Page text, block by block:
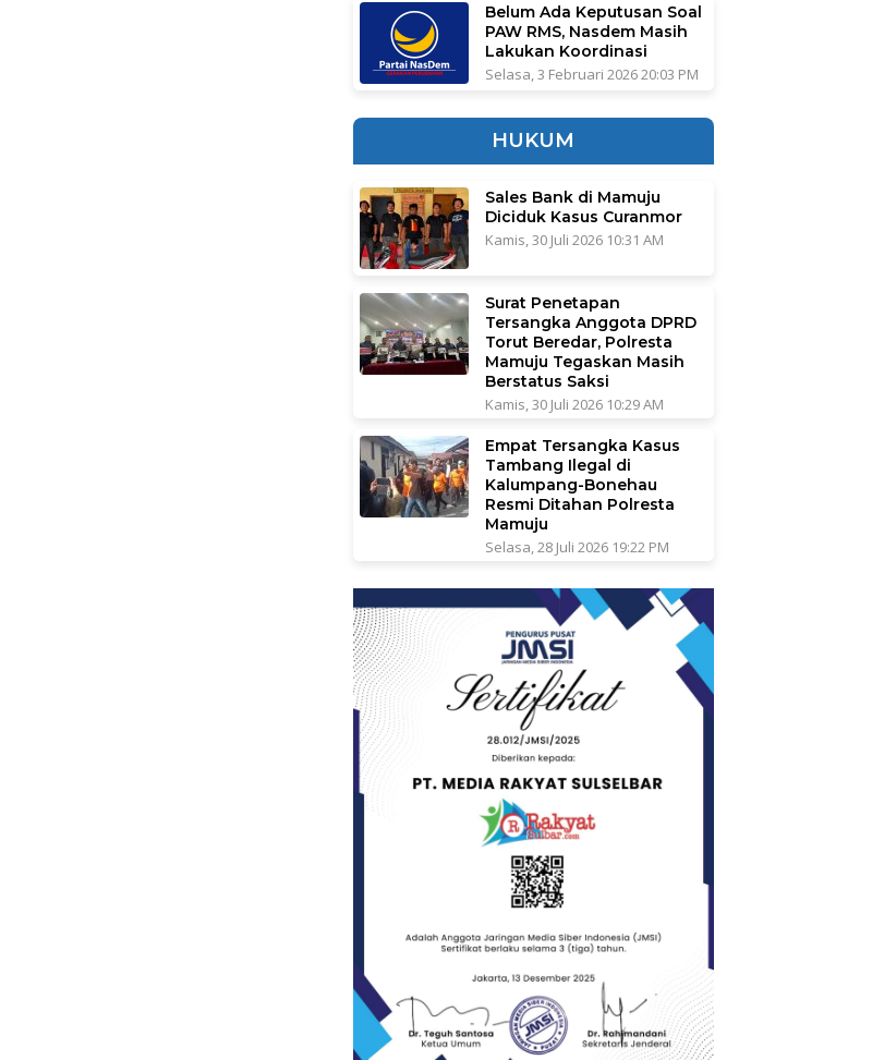
Belum Ada Keputusan Soal
PAW RMS, Nasdem Masih
Lakukan Koordinasi
Selasa, 3 Februari 2026 20:03 PM
HUKUM
Sales Bank di Mamuju
Diciduk Kasus Curanmor
Kamis, 30 Juli 2026 10:31 AM
Surat Penetapan
Tersangka Anggota DPRD
Torut Beredar, Polresta
Mamuju Tegaskan Masih
Berstatus Saksi
Kamis, 30 Juli 2026 10:29 AM
Empat Tersangka Kasus
Tambang Ilegal di
Kalumpang-Bonehau
Resmi Ditahan Polresta
Mamuju
Selasa, 28 Juli 2026 19:22 PM